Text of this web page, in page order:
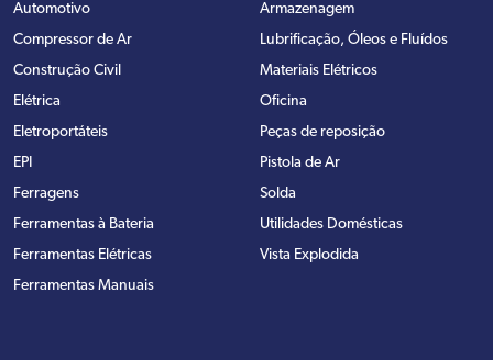
Automotivo
Compressor de Ar
Construção Civil
Elétrica
Eletroportáteis
EPI
Ferragens
Ferramentas à Bateria
Ferramentas Elétricas
Ferramentas Manuais
Armazenagem
Lubrificação, Óleos e Fluídos
Materiais Elétricos
Oficina
Peças de reposição
Pistola de Ar
Solda
Utilidades Domésticas
Vista Explodida